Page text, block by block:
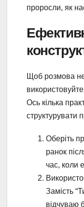
проросли, як
Щоб розмова
Ось кілька
структурувати
Оберіть
ранок
час, коли
Замість
відчуваю